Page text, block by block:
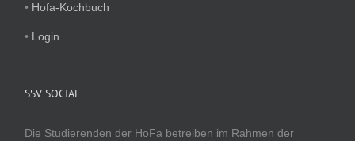
• Hofa-Kochbuch
• Login
SSV SOCIAL
Die Studierenden der HoFa betreiben im Rahmen der